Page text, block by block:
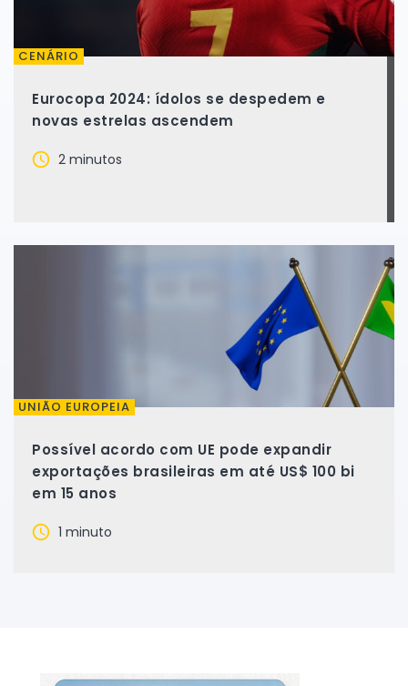
CENÁRIO
Eurocopa 2024: ídolos se despedem e
novas estrelas ascendem
2 minutos
UNIÃO EUROPEIA
Possível acordo com UE pode expandir
exportações brasileiras em até US$ 100 bi
em 15 anos
1 minuto